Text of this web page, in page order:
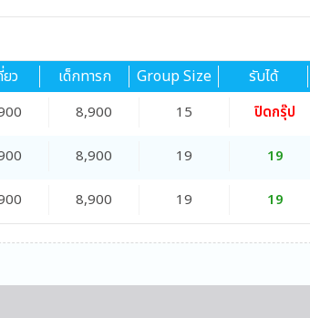
ว เด็กทารก Group Size รับได้
8,900 15 ปิดกรุ๊ป
8,900 19 19
8,900 19 19